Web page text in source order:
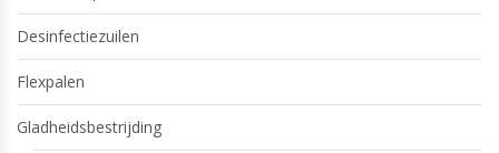
Desinfectiezuilen
Flexpalen
Gladheidsbestrijding